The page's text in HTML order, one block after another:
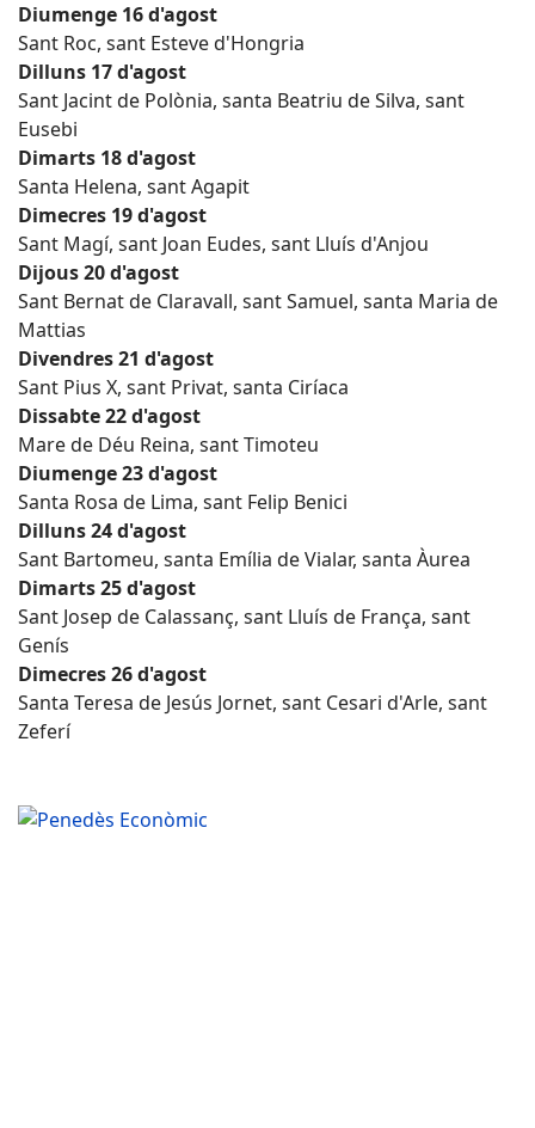
Diumenge 16 d'agost
Sant Roc, sant Esteve d'Hongria
Dilluns 17 d'agost
Sant Jacint de Polònia, santa Beatriu de Silva, sant
Eusebi
Dimarts 18 d'agost
Santa Helena, sant Agapit
Dimecres 19 d'agost
Sant Magí, sant Joan Eudes, sant Lluís d'Anjou
Dijous 20 d'agost
Sant Bernat de Claravall, sant Samuel, santa Maria de
Mattias
Divendres 21 d'agost
Sant Pius X, sant Privat, santa Ciríaca
Dissabte 22 d'agost
Mare de Déu Reina, sant Timoteu
Diumenge 23 d'agost
Santa Rosa de Lima, sant Felip Benici
Dilluns 24 d'agost
Sant Bartomeu, santa Emília de Vialar, santa Àurea
Dimarts 25 d'agost
Sant Josep de Calassanç, sant Lluís de França, sant
Genís
Dimecres 26 d'agost
Santa Teresa de Jesús Jornet, sant Cesari d'Arle, sant
Zeferí